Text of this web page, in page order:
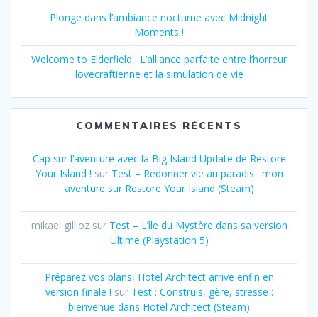
Plonge dans l’ambiance nocturne avec Midnight
Moments !
Welcome to Elderfield : L’alliance parfaite entre l’horreur
lovecraftienne et la simulation de vie
COMMENTAIRES RÉCENTS
Cap sur l’aventure avec la Big Island Update de Restore
Your Island ! sur Test – Redonner vie au paradis : mon
aventure sur Restore Your Island (Steam)
mikael gilliozsur Test – L’île du Mystère dans sa version
Ultime (Playstation 5)
Préparez vos plans, Hotel Architect arrive enfin en
version finale ! sur Test : Construis, gère, stresse :
bienvenue dans Hotel Architect (Steam)